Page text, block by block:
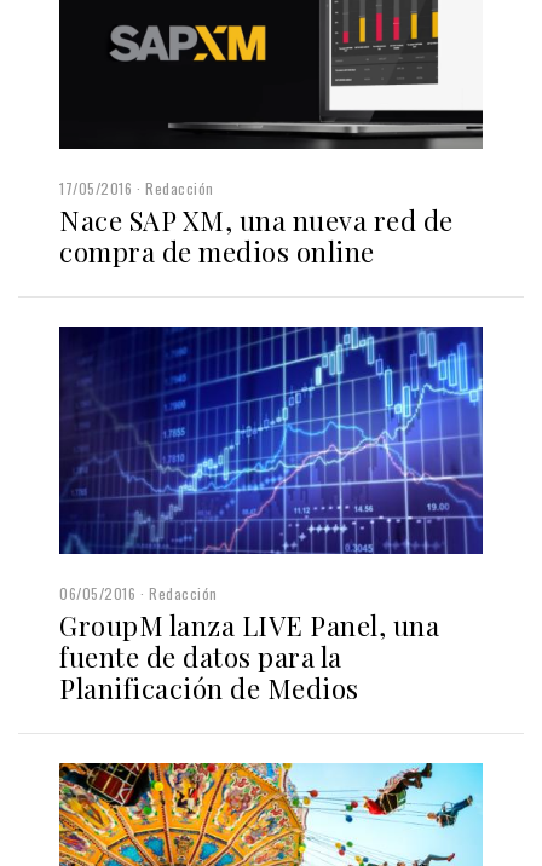
17/05/2016 Redacción
Nace SAP XM, una nueva red de
compra de medios online
06/05/2016 Redacción
GroupM lanza LIVE Panel, una
fuente de datos para la
Planificación de Medios